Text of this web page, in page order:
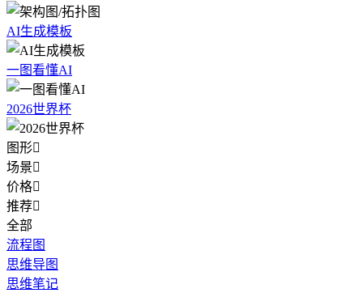
AI生成模板
一图看懂AI
2026世界杯
图形
场景
价格
推荐
全部
流程图
思维导图
思维笔记